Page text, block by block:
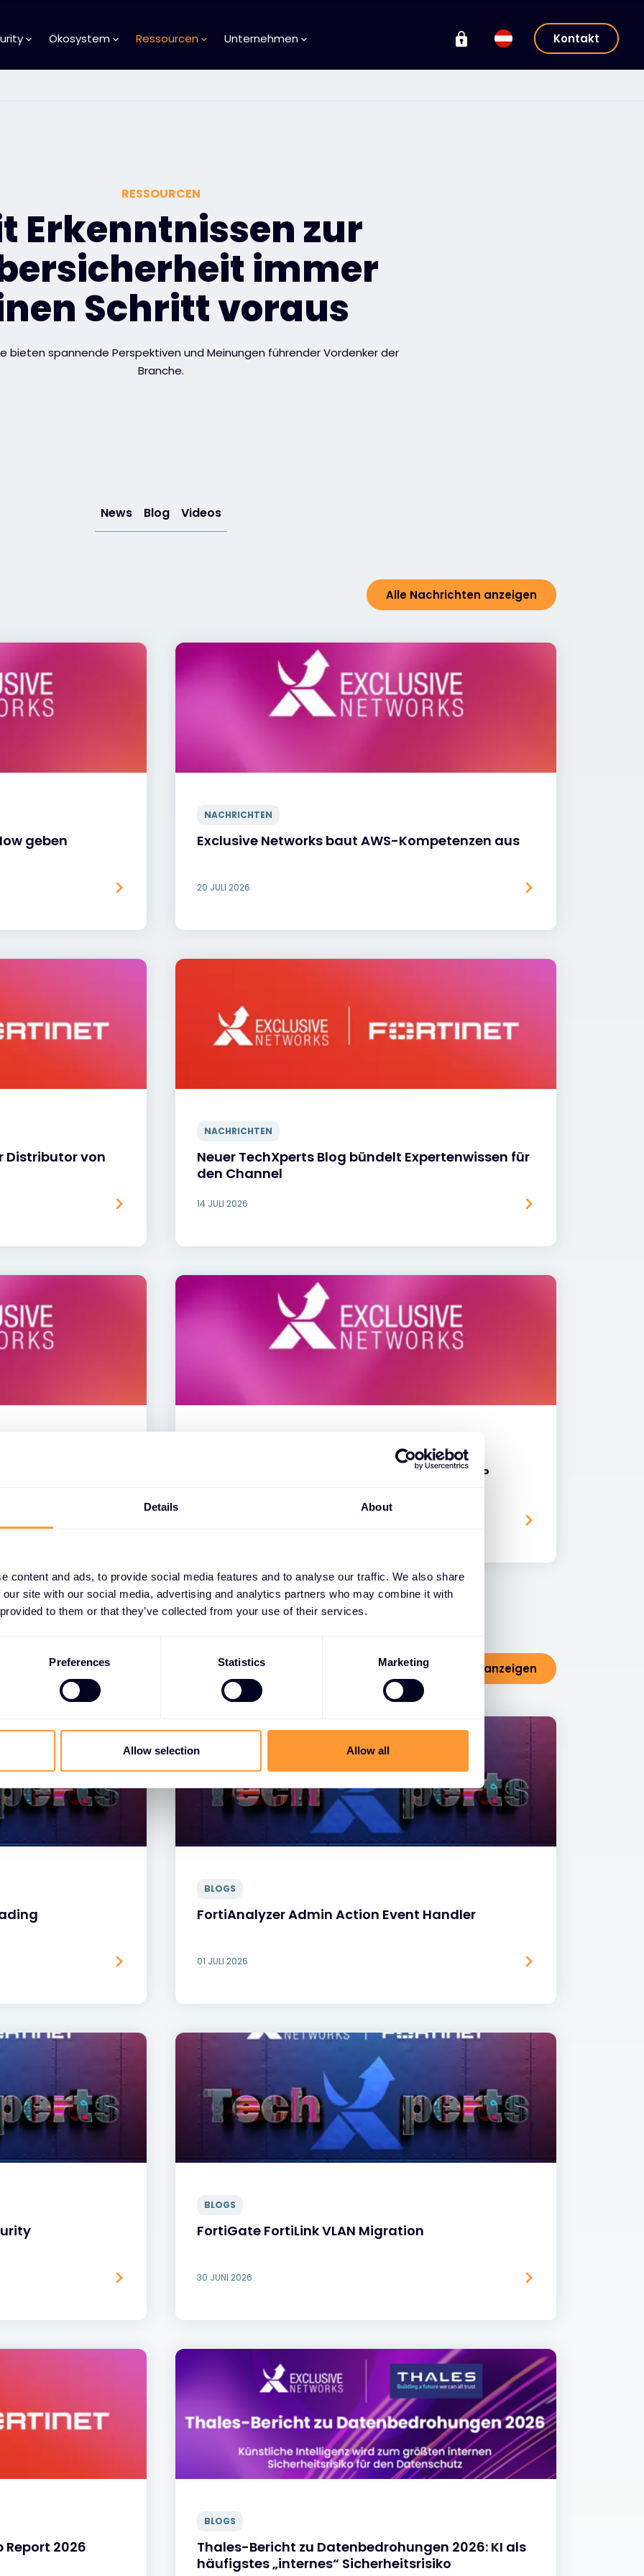
Details About
content and ads, to provide social media features and to analyse our traffic. We also share
site with our social media, advertising and analytics partners who may combine it with
to them or that they’ve collected from your use of their services.
Preferences Statistics Marketing
Allow selection Allow all
Ökosystem Ressourcen Unternehmen Kontakt
RESSOURCEN
Erkenntnissen zur
immer
Schritt voraus
bieten spannende Perspektiven und Meinungen führender Vordenker der
Branche.
News Blog Videos
Alle Nachrichten anzeigen
geben
NACHRICHTEN
Exclusive Networks baut AWS-Kompetenzen aus
20 JULI 2026
Distributor von
NACHRICHTEN
Neuer TechXperts Blog bündelt Expertenwissen für
den Channel
14 JULI 2026
Amodeo zum
Einführung der Exclusive Networks SASE MSP
Alle Blogs anzeigen
BLOGS
FortiAnalyzer Admin Action Event Handler
01 JULI 2026
BLOGS
FortiGate FortiLink VLAN Migration
30 JUNI 2026
Report 2026
BLOGS
Thales-Bericht zu Datenbedrohungen 2026: KI als
häufigstes „internes“ Sicherheitsrisiko